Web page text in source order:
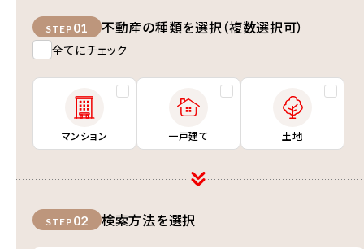
STEP 01 不動産の種類を選択（複数選択可）
全てにチェック
マンション 一戸建て 土地
STEP 02 検索方法を選択